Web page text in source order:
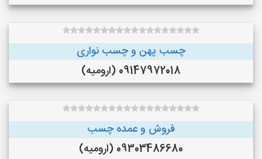
چسب پهن و چسب نواری
09147972018 (ارومیه)
فروش و عمده چسب
09303486680 (ارومیه)